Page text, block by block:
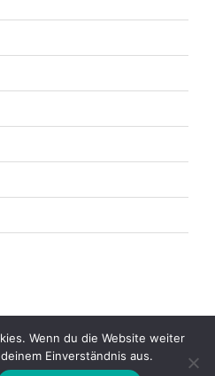
Wenn du die Website weiter
Einverständnis aus.